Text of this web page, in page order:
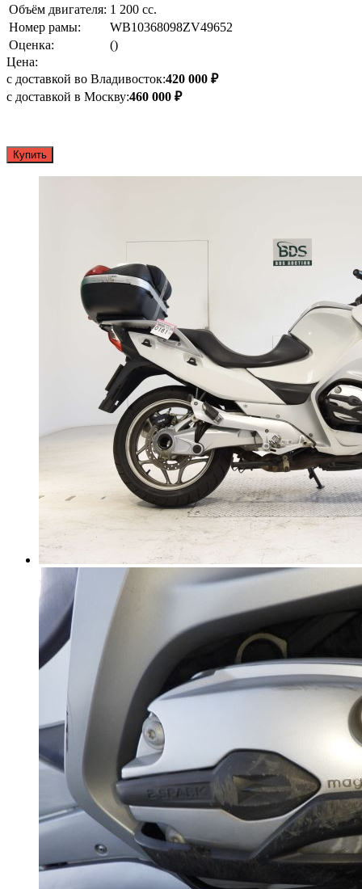
Объём двигателя: 1 200 сс.
Номер рамы:
WB10368098ZV49652
Оценка:
()
Цена:
с доставкой во Владивосток:420 000 ₽
с доставкой в Москву:460 000 ₽
Купить